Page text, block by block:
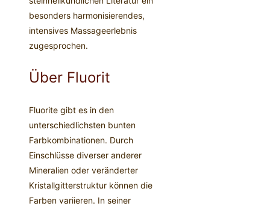
besonders harmonisierendes,
intensives Massageerlebnis
zugesprochen.
Über Fluorit
Fluorite gibt es in den
unterschiedlichsten bunten
Farbkombinationen. Durch
Einschlüsse diverser anderer
Mineralien oder veränderter
Kristallgitterstruktur können die
Farben variieren. In seiner